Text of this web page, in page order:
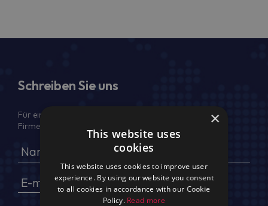
Schreiben Sie uns
Für ein Angebot geben Sie bitte Ihren voller Namen,
Firmendaten, USt.-IdNr. und Lieferadresse an
×
This website uses
cookies
This website uses cookies to improve user
experience. By using our website you consent
to all cookies in accordance with our Cookie
Policy. Read more